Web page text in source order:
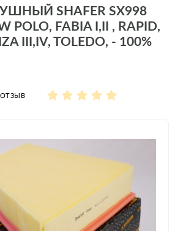
SHAFER SX998
POLO, FABIA I,II , RAPID,
III,IV, TOLEDO, - 100%